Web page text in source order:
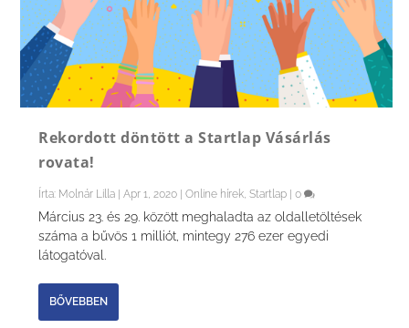
Rekordott döntött a Startlap Vásárlás
rovata!
Írta: Molnár Lilla |Apr 1, 2020 |Online hírek ,Startlap |0
Március 23. és 29. között meghaladta az oldalletöltések
száma a bűvös 1 milliót, mintegy 276 ezer egyedi
látogatóval.
BŐVEBBEN